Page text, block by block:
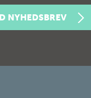
NYHEDSBREV